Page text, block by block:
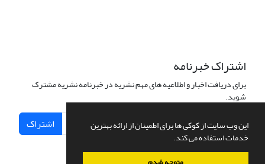
این وب سایت از کوکی ها برای اطمینان از ارائه بهترین
خدمات استفاده می کند.
اشتراک خبرنامه
برای دریافت اخبار و اطلاعیه های مهم نشریه در خبرنامه نشریه مشترک
شوید.
اشتراک